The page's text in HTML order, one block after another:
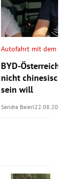
Autofahrt mit dem
BYD-Österreich-
nicht
sein will
Sandra Baierl22.08.2024